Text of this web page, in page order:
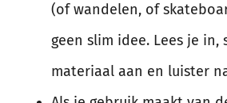
(of wandelen, of
geen slim idee. Lees je in,
materiaal aan en luister